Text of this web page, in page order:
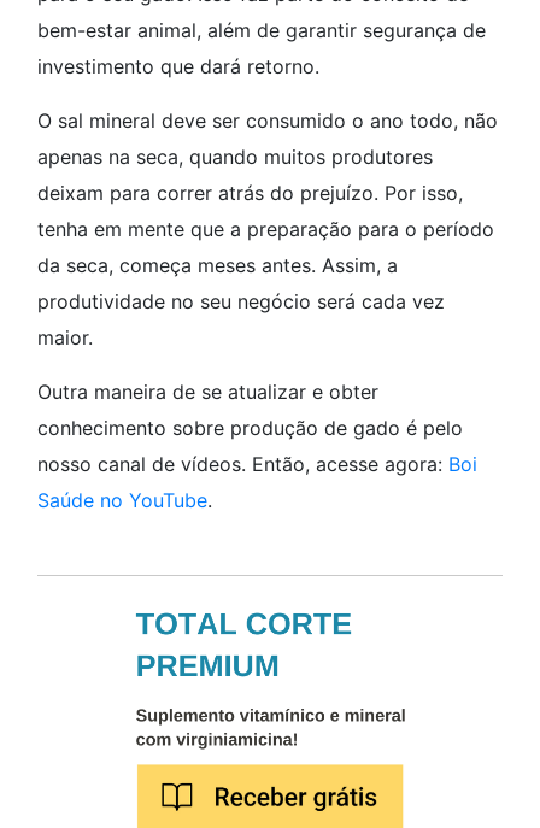
bem-estar animal, além de garantir segurança de
investimento que dará retorno.
O sal mineral deve ser consumido o ano todo, não
apenas na seca, quando muitos produtores
deixam para correr atrás do prejuízo. Por isso,
tenha em mente que a preparação para o período
da seca, começa meses antes. Assim, a
produtividade no seu negócio será cada vez
maior.
Outra maneira de se atualizar e obter
conhecimento sobre produção de gado é pelo
nosso canal de vídeos. Então, acesse agora: Boi
Saúde no YouTube.